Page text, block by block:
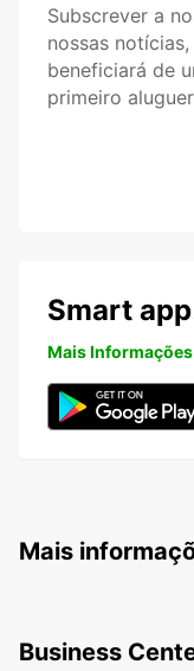
Subscrever a
nossas
beneficiará de
primeiro
Smart
Mais Informações
Mais
Business